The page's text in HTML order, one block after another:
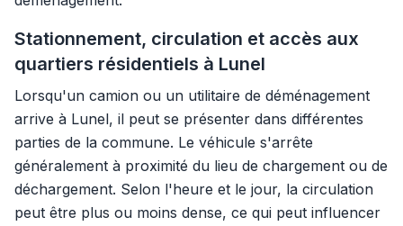
Stationnement, circulation et accès aux
quartiers résidentiels à Lunel
Lorsqu'un camion ou un utilitaire de déménagement
arrive à Lunel, il peut se présenter dans différentes
parties de la commune. Le véhicule s'arrête
généralement à proximité du lieu de chargement ou de
déchargement. Selon l'heure et le jour, la circulation
peut être plus ou moins dense, ce qui peut influencer